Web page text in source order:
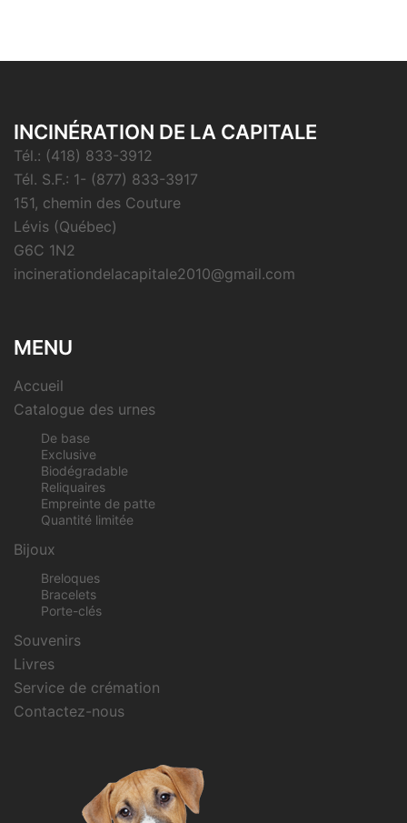
INCINÉRATION DE LA CAPITALE
Tél.: (418) 833-3912
Tél. S.F.: 1- (877) 833-3917
151, chemin des Couture
Lévis (Québec)
G6C 1N2
incinerationdelacapitale2010@gmail.com
MENU
Accueil
Catalogue des urnes
De base
Exclusive
Biodégradable
Reliquaires
Empreinte de patte
Quantité limitée
Bijoux
Breloques
Bracelets
Porte-clés
Souvenirs
Livres
Service de crémation
Contactez-nous